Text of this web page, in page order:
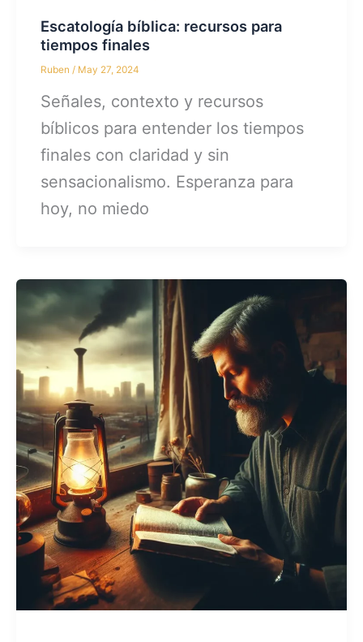
Escatología bíblica: recursos para
tiempos finales
Ruben/ May 27, 2024
Señales, contexto y recursos
bíblicos para entender los tiempos
finales con claridad y sin
sensacionalismo. Esperanza para
hoy, no miedo